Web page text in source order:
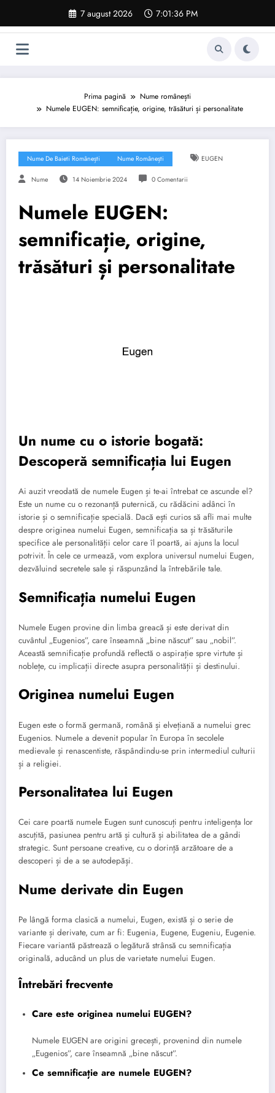
conținut
7 august 2026 7:01:37 PM
Prima pagină
Nume românești
Numele EUGEN: semnificație, origine, trăsături și personalitate
Nume De Baieti Românești Nume Românești EUGEN
Nume 14 Noiembrie 2024 0 Comentarii
Numele EUGEN:
semnificație, origine,
trăsături și personalitate
Un nume cu o istorie bogată:
Descoperă semnificația lui Eugen
Ai auzit vreodată de numele Eugen și te-ai întrebat ce ascunde el?
Este un nume cu o rezonanță puternică, cu rădăcini adânci în
istorie și o semnificație specială. Dacă ești curios să afli mai multe
despre originea numelui Eugen, semnificația sa și trăsăturile
specifice ale personalității celor care îl poartă, ai ajuns la locul
potrivit. În cele ce urmează, vom explora universul numelui Eugen,
dezvăluind secretele sale și răspunzând la întrebările tale.
Semnificația numelui Eugen
Numele Eugen provine din limba greacă și este derivat din
cuvântul „Eugenios”, care înseamnă „bine născut” sau „nobil”.
Această semnificație profundă reflectă o aspirație spre virtute și
noblețe, cu implicații directe asupra personalității și destinului.
Originea numelui Eugen
Eugen este o formă germană, română și elvețiană a numelui grec
Eugenios. Numele a devenit popular în Europa în secolele
medievale și renascentiste, răspândindu-se prin intermediul culturii
și a religiei.
Personalitatea lui Eugen
Cei care poartă numele Eugen sunt cunoscuți pentru inteligența lor
ascuțită, pasiunea pentru artă și cultură și abilitatea de a gândi
strategic. Sunt persoane creative, cu o dorință arzătoare de a
descoperi și de a se autodepăși.
Nume derivate din Eugen
Pe lângă forma clasică a numelui, Eugen, există și o serie de
variante și derivate, cum ar fi: Eugenia, Eugene, Eugeniu, Eugenie.
Fiecare variantă păstrează o legătură strânsă cu semnificația
originală, aducând un plus de varietate numelui Eugen.
Întrebări frecvente
Care este originea numelui EUGEN?
Numele EUGEN are origini grecești, provenind din numele
„Eugenios”, care înseamnă „bine născut”.
Ce semnificație are numele EUGEN?